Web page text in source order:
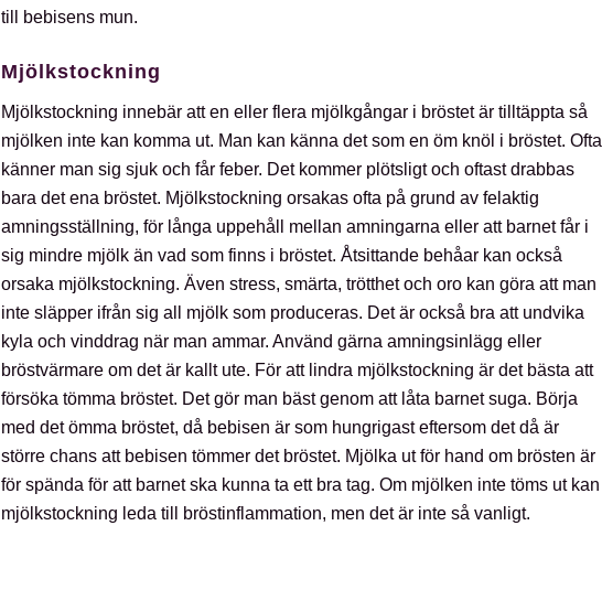
till bebisens mun.
Mjölkstockning
Mjölkstockning innebär att en eller flera mjölkgångar i bröstet är tilltäppta så
mjölken inte kan komma ut. Man kan känna det som en öm knöl i bröstet. Ofta
känner man sig sjuk och får feber. Det kommer plötsligt och oftast drabbas
bara det ena bröstet. Mjölkstockning orsakas ofta på grund av felaktig
amningsställning, för långa uppehåll mellan amningarna eller att barnet får i
sig mindre mjölk än vad som finns i bröstet. Åtsittande behåar kan också
orsaka mjölkstockning. Även stress, smärta, trötthet och oro kan göra att man
inte släpper ifrån sig all mjölk som produceras. Det är också bra att undvika
kyla och vinddrag när man ammar. Använd gärna amningsinlägg eller
bröstvärmare om det är kallt ute. För att lindra mjölkstockning är det bästa att
försöka tömma bröstet. Det gör man bäst genom att låta barnet suga. Börja
med det ömma bröstet, då bebisen är som hungrigast eftersom det då är
större chans att bebisen tömmer det bröstet. Mjölka ut för hand om brösten är
för spända för att barnet ska kunna ta ett bra tag. Om mjölken inte töms ut kan
mjölkstockning leda till bröstinflammation, men det är inte så vanligt.